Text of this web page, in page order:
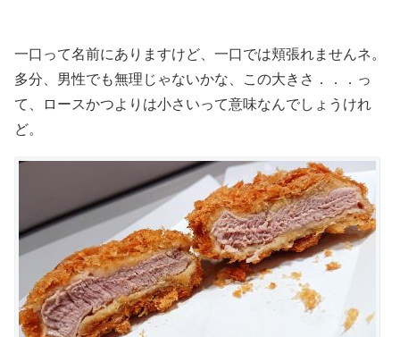
一口って名前にありますけど、一口では頬張れませんネ。
多分、男性でも無理じゃないかな、この大きさ．．．っ
て、ロースかつよりは小さいって意味なんでしょうけれ
ど。